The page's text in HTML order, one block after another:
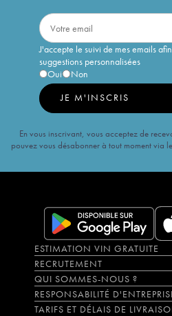
J'accepte le suivi de mes emails
suggestions personnalisées
Oui
Non
JE M'INSCRIS
En vous inscrivant, vous acceptez de
pouvez vous désabonner à tout moment via
ESTIMATION VIN GRATUITE
RECRUTEMENT
QUI SOMMES-NOUS ?
RESPONSABILITÉ
TARIFS ET DÉLAIS DE